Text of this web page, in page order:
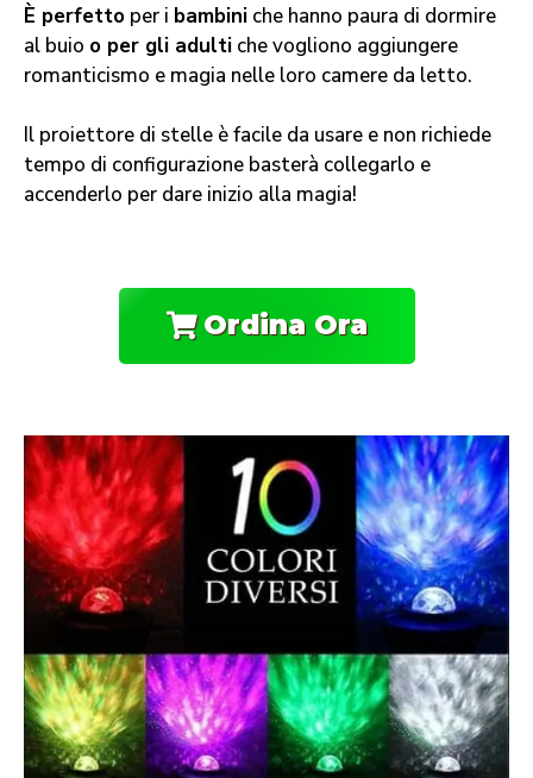
È perfetto per i bambini che hanno paura di dormire
al buio o per gli adulti che vogliono aggiungere
romanticismo e magia nelle loro camere da letto.
Il proiettore di stelle è facile da usare e non richiede
tempo di configurazione basterà collegarlo e
accenderlo per dare inizio alla magia!
Ordina Ora